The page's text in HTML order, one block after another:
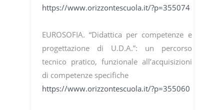
https://www.orizzontescuola.it/?p=355074
EUROSOFIA. “Didattica per competenze e
progettazione di U.D.A.”: un percorso
tecnico pratico, funzionale all’acquisizioni
di competenze specifiche
https://www.orizzontescuola.it/?p=355060